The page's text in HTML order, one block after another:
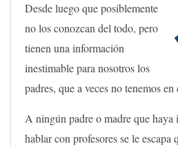
Desde luego que posiblemente
no los conozcan del todo, pero
tienen una información
inestimable para nosotros los
padres, que a veces no tenemos en
A ningún padre o madre que
hablar con profesores se le escapa